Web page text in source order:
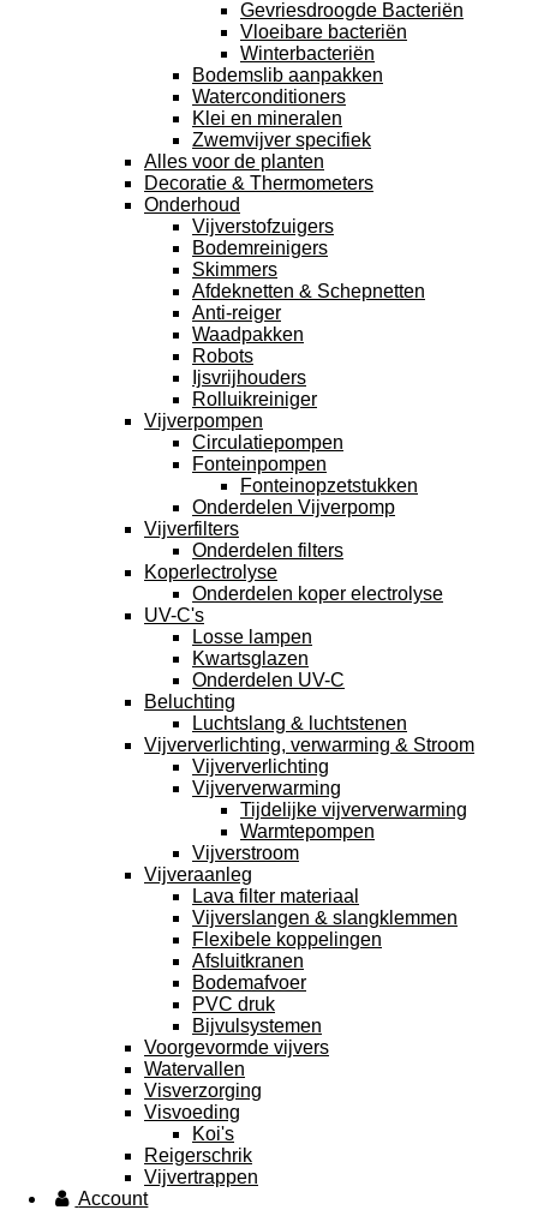
Gevriesdroogde Bacteriën
Vloeibare bacteriën
Winterbacteriën
Bodemslib aanpakken
Waterconditioners
Klei en mineralen
Zwemvijver specifiek
Alles voor de planten
Decoratie & Thermometers
Onderhoud
Vijverstofzuigers
Bodemreinigers
Skimmers
Afdeknetten & Schepnetten
Anti-reiger
Waadpakken
Robots
Ijsvrijhouders
Rolluikreiniger
Vijverpompen
Circulatiepompen
Fonteinpompen
Fonteinopzetstukken
Onderdelen Vijverpomp
Vijverfilters
Onderdelen filters
Koperlectrolyse
Onderdelen koper electrolyse
UV-C's
Losse lampen
Kwartsglazen
Onderdelen UV-C
Beluchting
Luchtslang & luchtstenen
Vijververlichting, verwarming & Stroom
Vijververlichting
Vijververwarming
Tijdelijke vijververwarming
Warmtepompen
Vijverstroom
Vijveraanleg
Lava filter materiaal
Vijverslangen & slangklemmen
Flexibele koppelingen
Afsluitkranen
Bodemafvoer
PVC druk
Bijvulsystemen
Voorgevormde vijvers
Watervallen
Visverzorging
Visvoeding
Koi's
Reigerschrik
Vijvertrappen
Account